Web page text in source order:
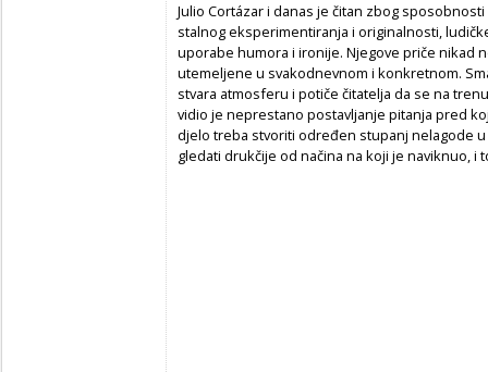
Julio Cortázar i danas je čitan zbog
stalnog eksperimentiranja i originalnosti,
uporabe humora i ironije. Njegove priče nikad
utemeljene u svakodnevnom i konkretnom.
stvara atmosferu i potiče čitatelja da se na
vidio je neprestano postavljanje pitanja pred
djelo treba stvoriti određen stupanj nelagode
gledati drukčije od načina na koji je naviknuo, i